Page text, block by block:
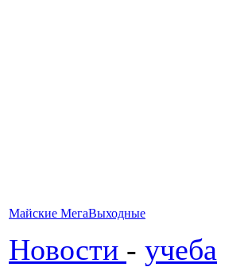
Майские МегаВыходные
Новости - учеба